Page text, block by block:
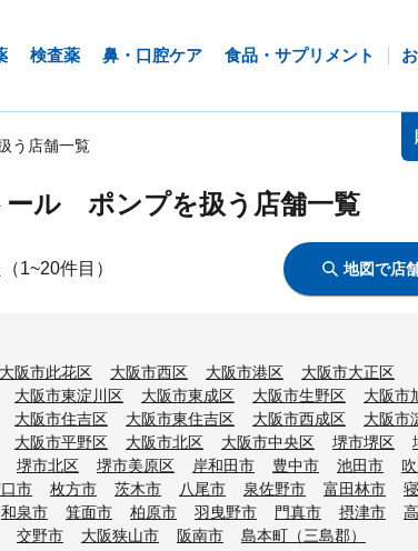
検査薬 鼻・口腔ケア 食品・サプリメント
う店舗一覧
ル ポンプを扱う店舗一覧
（1~20件目） 地図で店
大阪市此花区 大阪市西区 大阪市港区
大阪市大正区
大阪市東淀川区 大阪市東成区 大阪市生野区
大阪市
大阪市住吉区 大阪市東住吉区 大阪市西成区
大阪市
大阪市平野区 大阪市北区 大阪市中央区 堺市堺区
堺市北区 堺市美原区 岸和田市 豊中市 池田市
市 枚方市 茨木市 八尾市 泉佐野市 富田林市
和泉市 箕面市 柏原市 羽曳野市 門真市 摂津市
交野市 大阪狭山市 阪南市
島本町（三島郡）